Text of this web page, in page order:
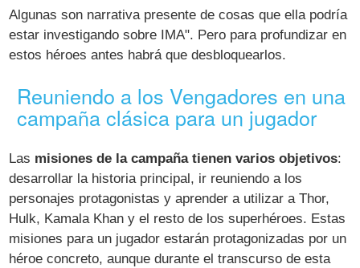
Algunas son narrativa presente de cosas que ella podría
estar investigando sobre IMA". Pero para profundizar en
estos héroes antes habrá que desbloquearlos.
Reuniendo a los Vengadores en una
campaña clásica para un jugador
Las misiones de la campaña tienen varios objetivos:
desarrollar la historia principal, ir reuniendo a los
personajes protagonistas y aprender a utilizar a Thor,
Hulk, Kamala Khan y el resto de los superhéroes. Estas
misiones para un jugador estarán protagonizadas por un
héroe concreto, aunque durante el transcurso de esta